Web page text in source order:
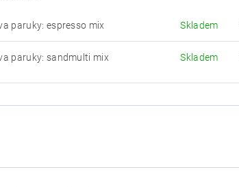
paruky: espresso mix Skladem
paruky: sandmulti mix Skladem